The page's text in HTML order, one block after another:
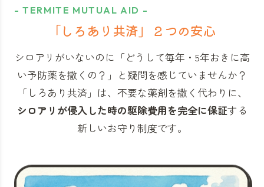
- TERMITE MUTUAL AID -
「しろあり共済」 ２つの安心
シロアリがいないのに「どうして毎年・5年おきに高
い予防薬を撒くの？」と 疑問を感じていませんか？
「しろあり共済」 は、不要な薬剤を撒く代わりに、
シロアリが侵入した時の駆除費用を完全に保証する
新しいお守り制度です。